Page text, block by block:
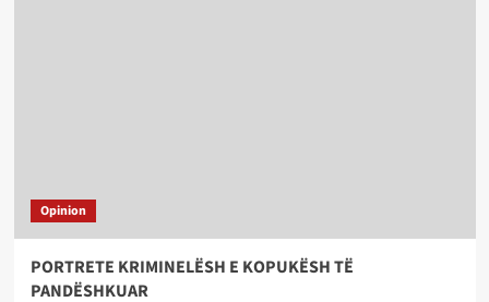
Opinion
PORTRETE KRIMINELËSH E KOPUKËSH TË
PANDËSHKUAR